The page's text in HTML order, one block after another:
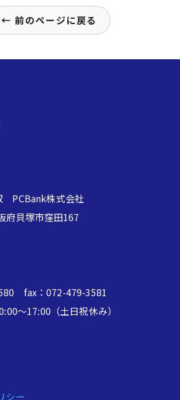
← 前のページに戻る
PCBank株式会社
府貝塚市窪田167
fax：072-479-3581
～17:00（土日祝休み）
シー